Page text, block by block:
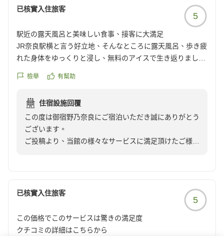
末筆ではございますが、お忙しいところご投稿いただき
ありがとうございました。暑い日が続きますが、お気を
付けてお過ごしくださいませ。またのご来館をスタッフ
一同お待ちしております。
已核實入住旅客
5
駅近の露天風呂と美味しい食事、接客に大満足
JR奈良駅横と言う好立地、そんなところに露天風呂、歩き疲
れた身体をゆっくりと浸し、無料のアイスで生き返りまし
夜は、美味しいラーメンがあり、朝食は、ご当地の柿の葉寿
なんといっても従業員の方々の明るい挨拶とお声かけやキビ
キビとした動き、脱衣所もこまめに清掃に来てくれていまし
た。
ほぼ100点なのですがインバウンドの方が多いのでお風呂の
他の画像やクチコミの詳細はこちらから
https://review.travel.rakuten.co.jp/hotel/voice/164657?
reviewId=33123478395672
檢舉 有幫助
住宿設施回覆
この度は御宿野乃奈良にご宿泊いただき誠にありがとう
ございます。
ご投稿より、当館の様々なサービスに満足頂けたご様子
た。
しかしながら、大浴場ご利用の際はご不快の念をお掛け
いたしまして、大変申し訳ございませんでした。
已核實入住旅客
5
この価格でこのサービスは驚きの満足度
クチコミの詳細はこちらから